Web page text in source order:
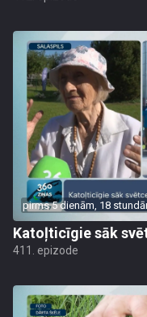
pirms 5 dienām, 18
Katoļticīgie sāk
411. epizode